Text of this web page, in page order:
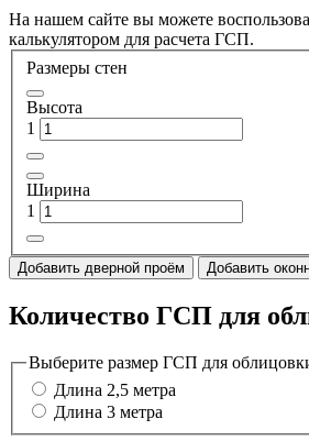
На нашем сайте вы можете
калькулятором для расчета ГСП.
Размеры стен
Высота
1
Ширина
1
Добавить дверной проём Добавить
Количество ГСП для
Выберите размер ГСП для
Длина 2,5 метра
Длина 3 метра